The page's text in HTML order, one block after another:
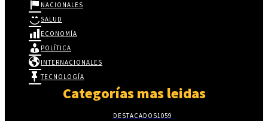
NACIONALES
SALUD
ECONOMÍA
POLÍTICA
INTERNACIONALES
TECNOLOGÍA
Categorías mas leidas
DESTACADOS1059